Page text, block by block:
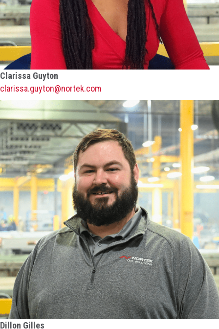
Clarissa Guyton
clarissa.guyton@nortek.com
Dillon Gilles